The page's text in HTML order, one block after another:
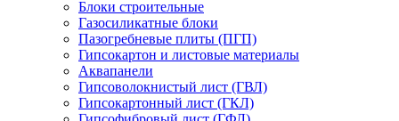
Блоки строительные
Газосиликатные блоки
Пазогребневые плиты (ПГП)
Гипсокартон и листовые материалы
Аквапанели
Гипсоволокнистый лист (ГВЛ)
Гипсокартонный лист (ГКЛ)